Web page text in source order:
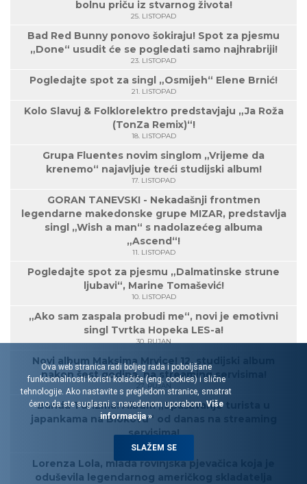
bolnu priču iz stvarnog života!
25. LISTOPAD
Bad Red Bunny ponovo šokiraju! Spot za pjesmu
„Done“ usudit će se pogledati samo najhrabriji!
23. LISTOPAD
Pogledajte spot za singl „Osmijeh“ Elene Brnić!
21. LISTOPAD
Kolo Slavuj & Folklorelektro predstavjaju „Ja Roža
(TonZa Remix)“!
18. LISTOPAD
Grupa Fluentes novim singlom „Vrijeme da
krenemo“ najavljuje treći studijski album!
17. LISTOPAD
GORAN TANEVSKI - Nekadašnji frontmen
legendarne makedonske grupe MIZAR, predstavlja
singl „Wish a man“ s nadolazećeg albuma
„Ascend“!
11. LISTOPAD
Pogledajte spot za pjesmu „Dalmatinske strune
ljubavi“, Marine Tomašević!
10. LISTOPAD
„Ako sam zaspala probudi me“, novi je emotivni
singl Tvrtka Hopeka LES-a!
30. RUJAN
Novi album Maksima Mrvice! 12. studijski album
nakon šest godina, na streaming servisima!
27. RUJAN
Banda Turizma: Album „Spašavanje turista u
japankama na Biokovu“ od danas na streaming
servisima!
27. RUJAN
Lorenza Lola, mlada rovinjska pjevačica koja je
oduševila legendarnog američkog skladatelja
Ova web stranica radi boljeg rada i poboljšane
funkcionalnosti koristi kolačiće (eng. cookies) i slične
tehnologije. Ako nastavite s pregledom stranice, smatrat
ćemo da ste suglasni s navedenom uporabom.Više
informacija »
SLAŽEM SE